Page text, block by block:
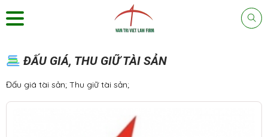
ĐẤU GIÁ, THU GIỮ TÀI SẢN
Đấu giá tài sản; Thu giữ tài sản;